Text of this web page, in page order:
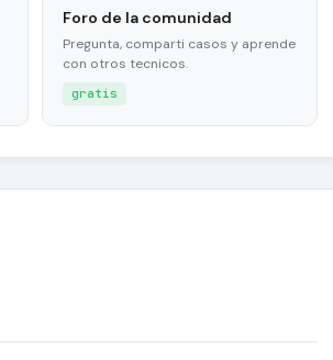
Foro de la comunidad
Pregunta, comparti casos y aprende
con otros tecnicos.
gratis